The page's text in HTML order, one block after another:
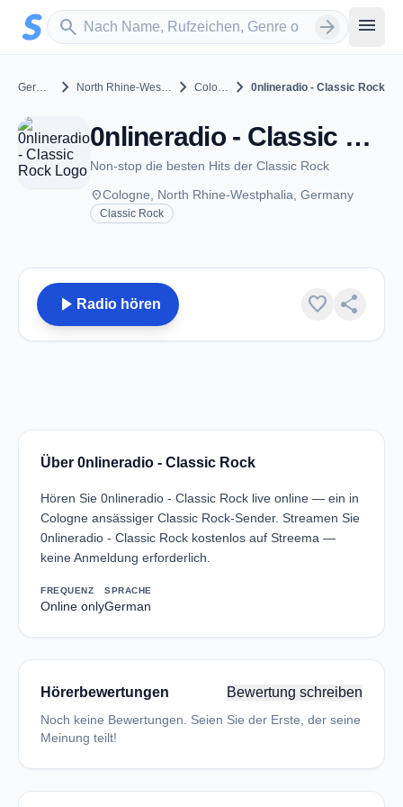
Zum Hauptinhalt springen
search
Sender suchen arrow_forward menu
Germany chevron_right North Rhine-Westphalia chevron_right Cologne chevron_right 0nlineradio - Classic Rock
0nlineradio - Classic Rock - Cologne
Non-stop die besten Hits der Classic Rock
placeCologne, North Rhine-Westphalia, Germany
Classic Rock
play_arrow Radio hören favorite share
Über 0nlineradio - Classic Rock
Hören Sie 0nlineradio - Classic Rock live online — ein in
Cologne ansässiger Classic Rock-Sender. Streamen Sie
0nlineradio - Classic Rock kostenlos auf Streema —
keine Anmeldung erforderlich.
FREQUENZ
Online only
SPRACHE
German
Hörerbewertungen Bewertung schreiben
Noch keine Bewertungen. Seien Sie der Erste, der seine
Meinung teilt!